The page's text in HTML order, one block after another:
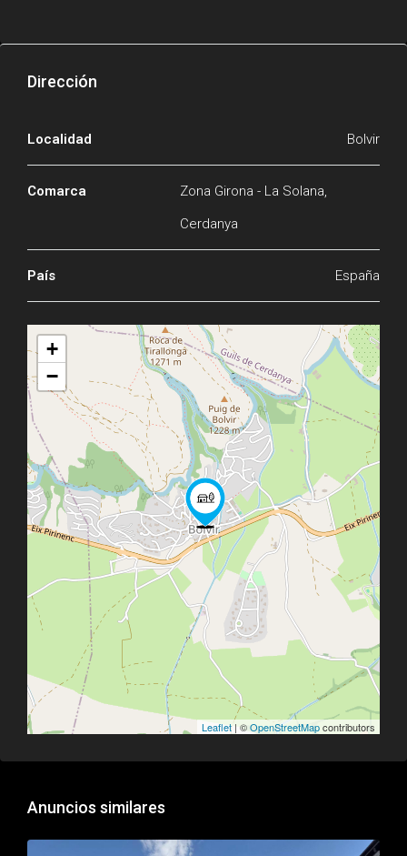
Dirección
Localidad Bolvir
Comarca
Zona Girona - La Solana,
Cerdanya
País España
+
−
Leaflet| ©OpenStreetMapcontributors
Anuncios similares